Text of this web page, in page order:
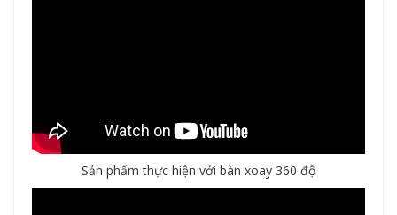
Sản phẩm thực hiện với bàn xoay 360 độ